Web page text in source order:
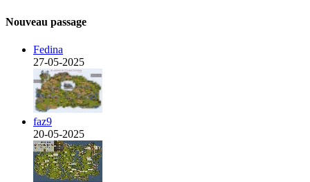
Nouveau passage
Fedina
27-05-2025
faz9
20-05-2025